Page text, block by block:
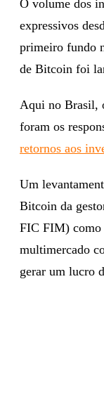
O volume dos
expressivos
primeiro fundo
de Bitcoin foi
Aqui no Brasil,
foram os
retornos aos
Um
Bitcoin da
FIC FIM) como
multimercado
gerar um lucro